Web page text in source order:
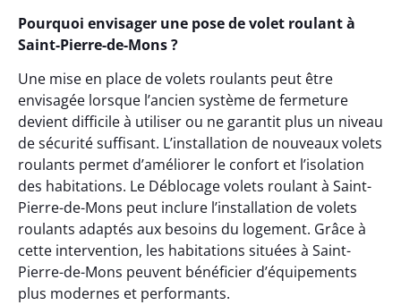
Pourquoi envisager une pose de volet roulant à
Saint-Pierre-de-Mons ?
Une mise en place de volets roulants peut être
envisagée lorsque l’ancien système de fermeture
devient difficile à utiliser ou ne garantit plus un niveau
de sécurité suffisant. L’installation de nouveaux volets
roulants permet d’améliorer le confort et l’isolation
des habitations. Le Déblocage volets roulant à Saint-
Pierre-de-Mons peut inclure l’installation de volets
roulants adaptés aux besoins du logement. Grâce à
cette intervention, les habitations situées à Saint-
Pierre-de-Mons peuvent bénéficier d’équipements
plus modernes et performants.